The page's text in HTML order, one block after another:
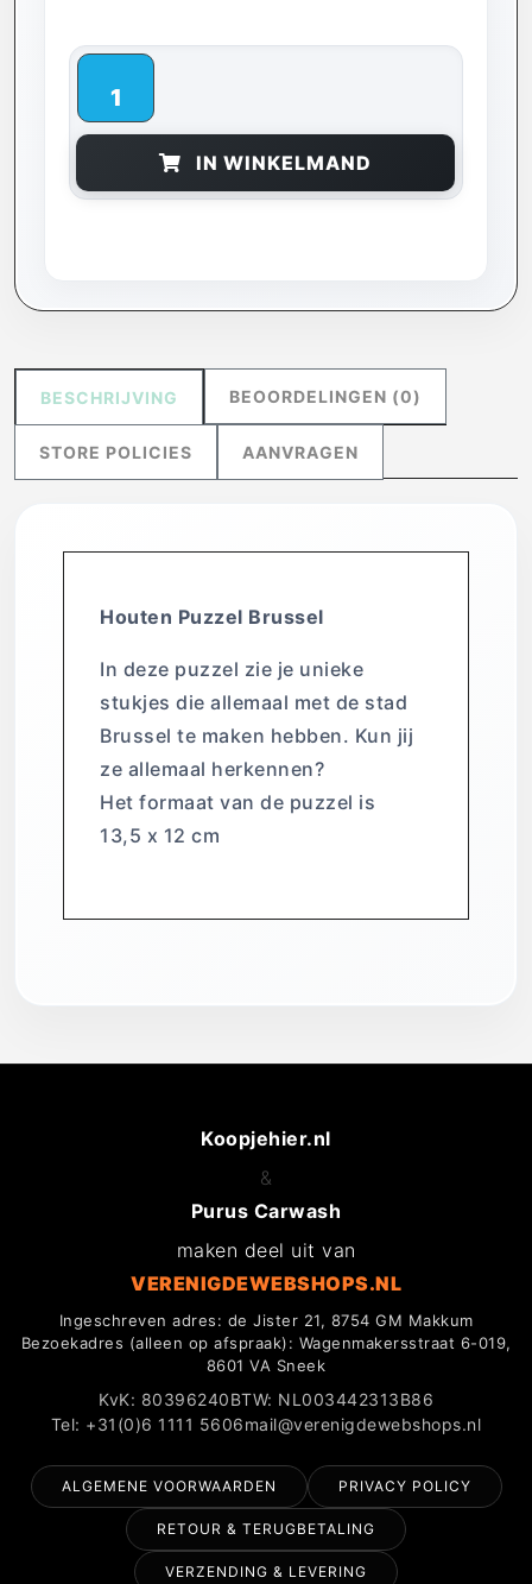
IN WINKELMAND
BESCHRIJVING BEOORDELINGEN (0)
STORE POLICIES AANVRAGEN
Houten Puzzel Brussel
In deze puzzel zie je unieke
stukjes die allemaal met de stad
Brussel te maken hebben. Kun jij
ze allemaal herkennen?
Het formaat van de puzzel is
13,5 x 12 cm
Koopjehier.nl
&
Purus Carwash
maken deel uit van
VERENIGDEWEBSHOPS.NL
Ingeschreven adres: de Jister 21, 8754 GM Makkum
Bezoekadres (alleen op afspraak): Wagenmakersstraat 6-019,
8601 VA Sneek
KvK: 80396240BTW: NL003442313B86
Tel: +31(0)6 1111 5606mail@verenigdewebshops.nl
ALGEMENE VOORWAARDEN PRIVACY POLICY
RETOUR & TERUGBETALING
VERZENDING & LEVERING